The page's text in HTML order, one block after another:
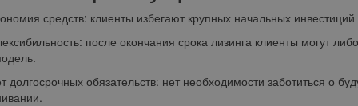
средств: клиенты избегают крупных начальных
после окончания срока лизинга клиенты могут
обязательств: нет необходимости заботиться о